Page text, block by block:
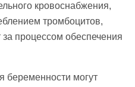
кровоснабжения,
тромбоцитов,
процессом обеспечения
беременности могут